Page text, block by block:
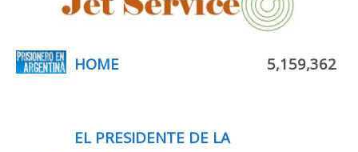
HOME 5,159,362
EL PRESIDENTE DE LA